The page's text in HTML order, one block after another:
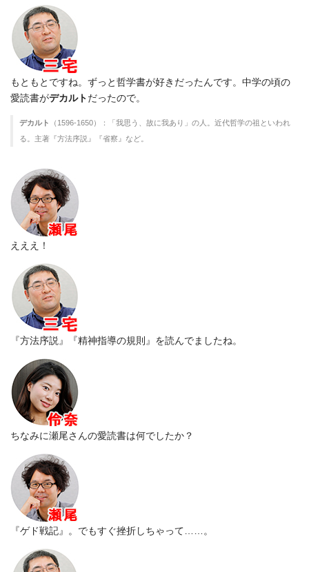
もともとですね。ずっと哲学書が好きだったんです。中学の頃の
愛読書がデカルトだったので。
デカルト
（1596-1650）：「我思う、故に我あり」の人。近代哲学の祖といわれ
る。主著『方法序説』『省察』など。
えええ！
『方法序説』『精神指導の規則』を読んでましたね。
ちなみに瀬尾さんの愛読書は何でしたか？
『ゲド戦記』。でもすぐ挫折しちゃって……。